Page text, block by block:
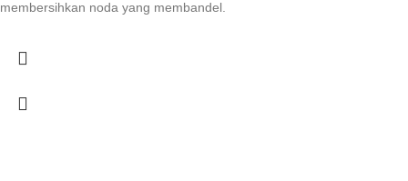
membersihkan noda yang membandel.